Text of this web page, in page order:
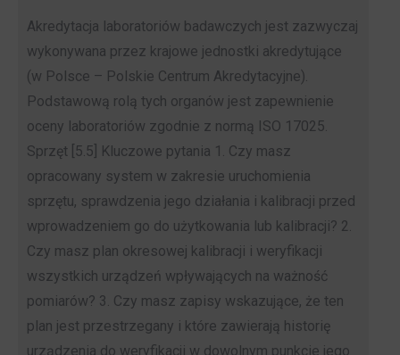
Akredytacja laboratoriów badawczych jest zazwyczaj
wykonywana przez krajowe jednostki akredytujące
(w Polsce – Polskie Centrum Akredytacyjne).
Podstawową rolą tych organów jest zapewnienie
oceny laboratoriów zgodnie z normą ISO 17025.
Sprzęt [5.5] Kluczowe pytania 1. Czy masz
opracowany system w zakresie uruchomienia
sprzętu, sprawdzenia jego działania i kalibracji przed
wprowadzeniem go do użytkowania lub kalibracji? 2.
Czy masz plan okresowej kalibracji i weryfikacji
wszystkich urządzeń wpływających na ważność
pomiarów? 3. Czy masz zapisy wskazujące, że ten
plan jest przestrzegany i które zawierają historię
urządzenia do weryfikacji w dowolnym punkcie jego